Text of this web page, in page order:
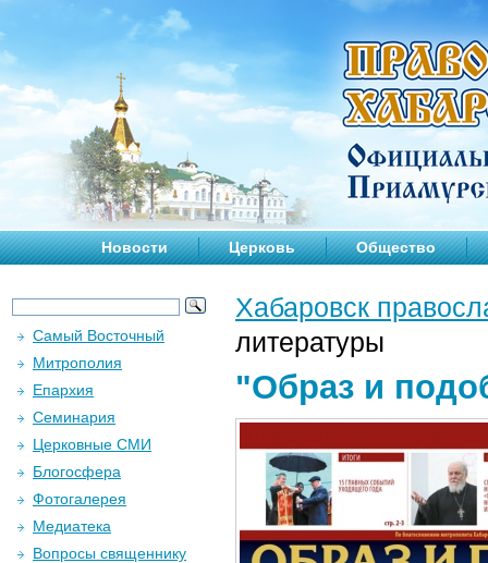
Новости Церковь Общество
Хабаровск
литературы
"Образ и
Самый Восточный
Митрополия
Епархия
Семинария
Церковные СМИ
Блогосфера
Фотогалерея
Медиатека
Вопросы священнику